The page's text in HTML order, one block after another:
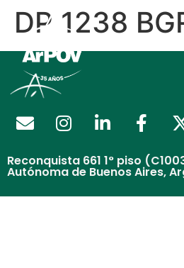
DP 1238
Reconquista 661 1° piso
Autónoma de Buenos Aires,